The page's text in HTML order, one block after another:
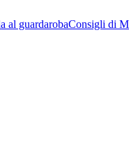
al guardarobaConsigli di